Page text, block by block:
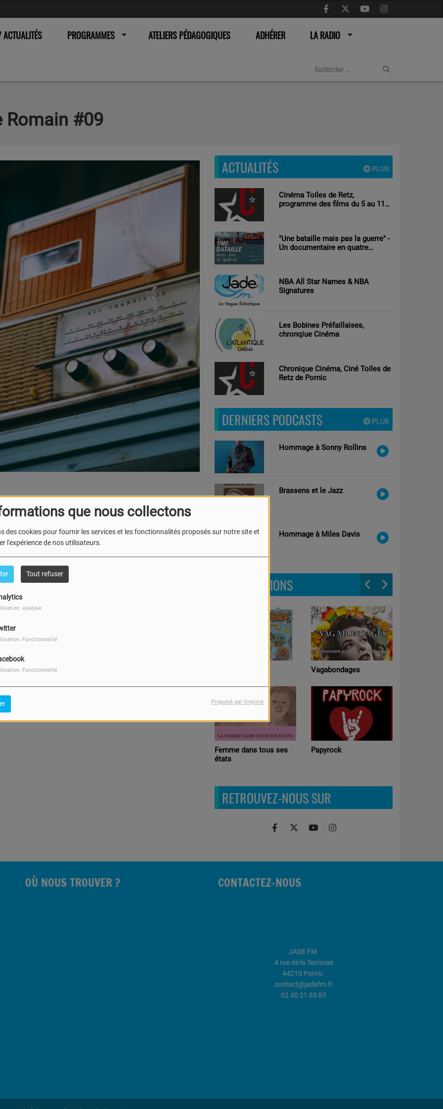
que nous collectons
des cookies pour fournir les services et les fonctionnalités proposés sur notre site et
l'expérience de nos utilisateurs.
Tout refuser
Analyse
Fonctionnalité
Fonctionnalité
Propulsé par Orejime
PROGRAMMES ATELIERS PÉDAGOGIQUES ADHÉRER LA RADIO
Romain #09
PLUS
ACTUALITÉS
Cinéma Toiles de Retz,
programme des films du 5 au 11
"Une bataille mais pas la guerre" -
Un documentaire en quatre
NBA All Star Names & NBA
Signatures
Les Bobines Préfaillaises,
chronqiue Cinéma
Chronique Cinéma, Ciné Toiles de
Retz de Pornic
PLUS
DERNIERS PODCASTS
Hommage à Sonny Rollins
Brassens et le Jazz
Hommage à Miles Davis
LES ÉMISSIONS
Femme dans tous ses
états
Vagabondages
Papyrock
RETROUVEZ-NOUS SUR
OÙ NOUS TROUVER ? CONTACTEZ-NOUS
JADE FM
4 rue de la Terrasse
44210 Pornic
contact@jadefm.fr
02 40 21 85 85